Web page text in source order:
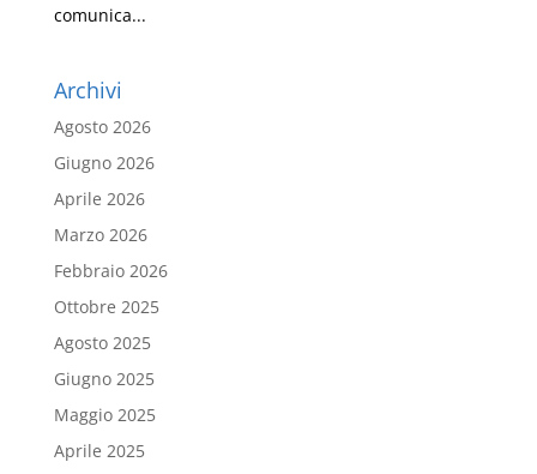
comunica...
Archivi
Agosto 2026
Giugno 2026
Aprile 2026
Marzo 2026
Febbraio 2026
Ottobre 2025
Agosto 2025
Giugno 2025
Maggio 2025
Aprile 2025